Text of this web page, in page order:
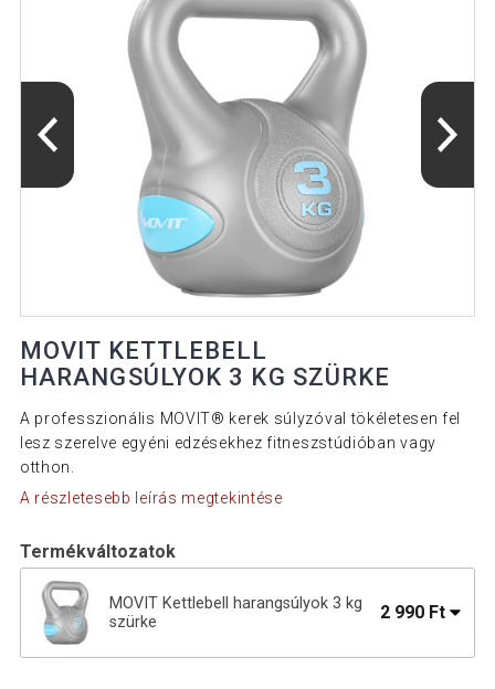
MOVIT KETTLEBELL
HARANGSÚLYOK 3 KG SZÜRKE
A professzionális MOVIT® kerek súlyzóval tökéletesen fel
lesz szerelve egyéni edzésekhez fitneszstúdióban vagy
otthon.
A részletesebb leírás megtekintése
Termékváltozatok
MOVIT Kettlebell harangsúlyok 3 kg
szürke
2 990 Ft